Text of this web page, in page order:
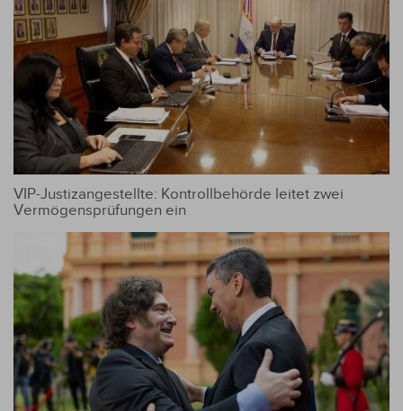
VIP-Justizangestellte: Kontrollbehörde leitet zwei
Vermögensprüfungen ein